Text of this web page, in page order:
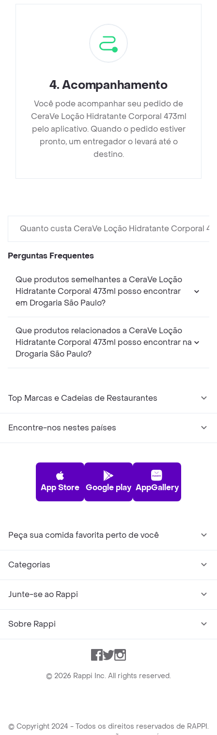
4.Acompanhamento
Você pode acompanhar seu pedido de
CeraVe Loção Hidratante Corporal 473ml
pelo aplicativo. Quando o pedido estiver
pronto, um entregador o levará até o
destino.
Quanto custa CeraVe Loção Hidratante Corporal
Perguntas Frequentes
Que produtos semelhantes a CeraVe Loção
Hidratante Corporal 473ml posso encontrar
em Drogaria São Paulo?
Que produtos relacionados a CeraVe Loção
Hidratante Corporal 473ml posso encontrar na
Drogaria São Paulo?
Top Marcas e Cadeias de Restaurantes
Encontre-nos nestes países
App Store Google play AppGallery
Peça sua comida favorita perto de você
Categorias
Junte-se ao Rappi
Sobre Rappi
Facebook
TwitterInstagram
© 2026 Rappi Inc. All rights reserved.
© Copyright 2024 - Todos os direitos reservados de RAPPI.